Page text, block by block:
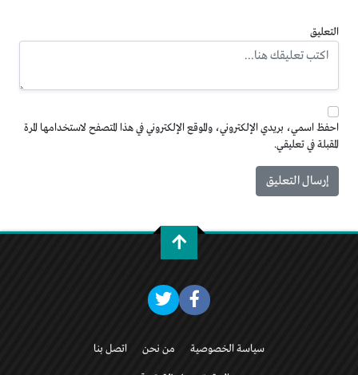
التعليق
احفظ اسمي، بريدي الإلكتروني، والموقع الإلكتروني في هذا المتصفح لاستخدامها المرة
المقبلة في تعليقي.
سياسة الخصوصية من نحن اتصل بنا